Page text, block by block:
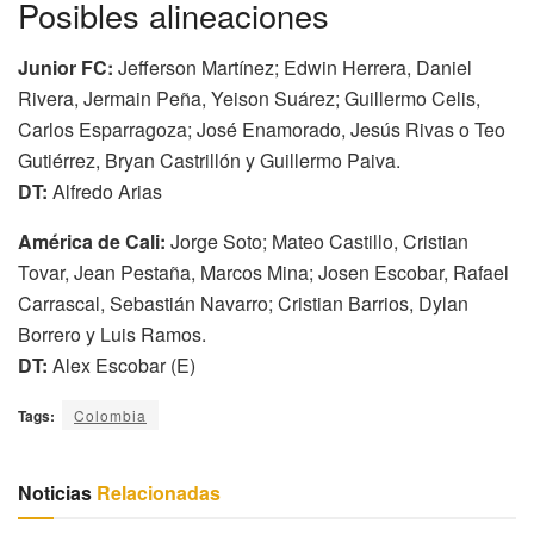
Posibles alineaciones
Junior FC: Jefferson Martínez; Edwin Herrera, Daniel
Rivera, Jermain Peña, Yeison Suárez; Guillermo Celis,
Carlos Esparragoza; José Enamorado, Jesús Rivas o Teo
Gutiérrez, Bryan Castrillón y Guillermo Paiva.
DT: Alfredo Arias
América de Cali: Jorge Soto; Mateo Castillo, Cristian
Tovar, Jean Pestaña, Marcos Mina; Josen Escobar, Rafael
Carrascal, Sebastián Navarro; Cristian Barrios, Dylan
Borrero y Luis Ramos.
DT: Alex Escobar (E)
Tags: Colombia
Noticias Relacionadas